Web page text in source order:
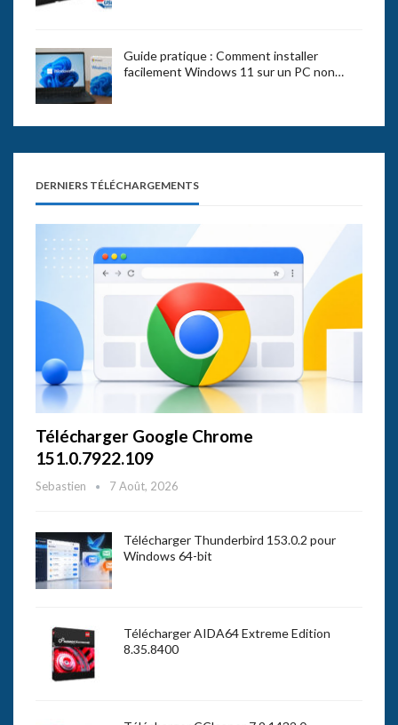
Guide pratique : Comment installer
facilement Windows 11 sur un PC non…
DERNIERS TÉLÉCHARGEMENTS
Télécharger Google Chrome
151.0.7922.109
Sebastien 7 Août, 2026
Télécharger Thunderbird 153.0.2 pour
Windows 64-bit
Télécharger AIDA64 Extreme Edition
8.35.8400